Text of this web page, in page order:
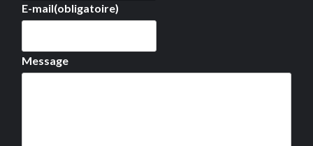
E-mail(obligatoire)
Message